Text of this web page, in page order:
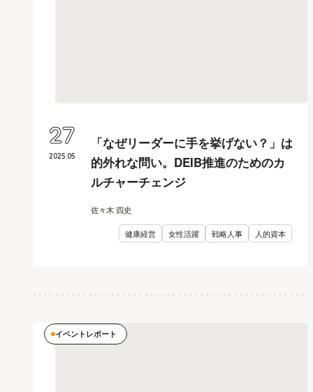
「なぜリーダーに手を挙げない？」は
的外れな問い。DEIB推進のためのカ
ルチャーチェンジ
佐々木 四史
健康経営 女性活躍 戦略人事 人的資本
2025.05
27
イベントレポート